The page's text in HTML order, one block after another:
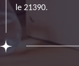
le 21390.